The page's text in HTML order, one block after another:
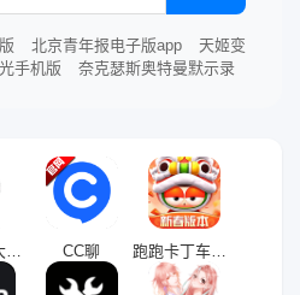
北京青年报电子版app
天姬变
手机版 奈克瑟斯奥特曼默示录
小雷画质大师144帧 CC聊 跑跑卡丁车手游